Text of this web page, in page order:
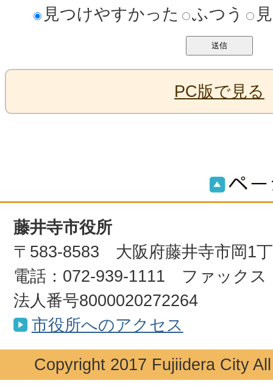
見つけやすかった
ふつう
PC版で見る
藤井寺市役所
〒583-8583 大阪府藤井寺市岡1
電話：072-939-1111 ファックス
法人番号8000020272264
市役所へのアクセス
Copyright 2017 Fujiidera City